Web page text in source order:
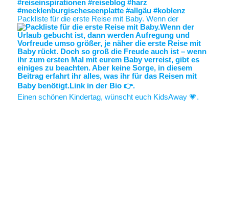
Packliste für die erste Reise mit Baby. Wenn der
Einen schönen Kindertag, wünscht euch KidsAway 💗.